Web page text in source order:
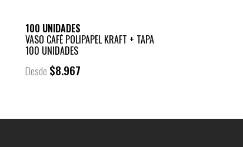
100 UNIDADES
VASO CAFÉ POLIPAPEL KRAFT + TAPA
100 UNIDADES
Desde $8.967